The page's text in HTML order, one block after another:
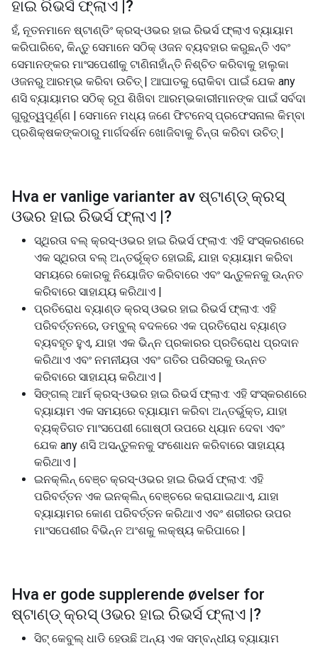
ହାଇ ରିଭର୍ସ ଫ୍ଲାଏ |?
ହଁ, ନୂତନମାନେ ଷ୍ଟାଣ୍ଡିଂ କ୍ରସ୍-ଓଭର ହାଇ ରିଭର୍ସ ଫ୍ଲାଏ ବ୍ୟାୟାମ
କରିପାରିବେ, କିନ୍ତୁ ସେମାନେ ସଠିକ୍ ଓଜନ ବ୍ୟବହାର କରୁଛନ୍ତି ଏବଂ
ସେମାନଙ୍କର ମାଂସପେଶୀକୁ ଟାଣିନାହାଁନ୍ତି ନିଶ୍ଚିତ କରିବାକୁ ହାଲୁକା
ଓଜନରୁ ଆରମ୍ଭ କରିବା ଉଚିତ୍ | ଆଘାତକୁ ରୋକିବା ପାଇଁ ଯେକ any
ଣସି ବ୍ୟାୟାମର ସଠିକ୍ ରୂପ ଶିଖିବା ଆରମ୍ଭକାରୀମାନଙ୍କ ପାଇଁ ସର୍ବଦା
ଗୁରୁତ୍ୱପୂର୍ଣ୍ଣ | ସେମାନେ ମଧ୍ୟ ଜଣେ ଫିଟନେସ୍ ପ୍ରଫେସନାଲ କିମ୍ବା
ପ୍ରଶିକ୍ଷକଙ୍କଠାରୁ ମାର୍ଗଦର୍ଶନ ଖୋଜିବାକୁ ଚିନ୍ତା କରିବା ଉଚିତ୍ |
Hva er vanlige varianter av ଷ୍ଟାଣ୍ଡ୍ କ୍ରସ୍
ଓଭର ହାଇ ରିଭର୍ସ ଫ୍ଲାଏ |?
ସ୍ଥିରତା ବଲ୍ କ୍ରସ୍-ଓଭର ହାଇ ରିଭର୍ସ ଫ୍ଲାଏ: ଏହି ସଂସ୍କରଣରେ
ଏକ ସ୍ଥିରତା ବଲ୍ ଅନ୍ତର୍ଭୂକ୍ତ ହୋଇଛି, ଯାହା ବ୍ୟାୟାମ କରିବା
ସମୟରେ କୋରକୁ ନିୟୋଜିତ କରିବାରେ ଏବଂ ସନ୍ତୁଳନକୁ ଉନ୍ନତ
କରିବାରେ ସାହାଯ୍ୟ କରିଥାଏ |
ପ୍ରତିରୋଧ ବ୍ୟାଣ୍ଡ କ୍ରସ୍ ଓଭର ହାଇ ରିଭର୍ସ ଫ୍ଲାଏ: ଏହି
ପରିବର୍ତ୍ତନରେ, ଡମ୍ବୁଲ୍ ବଦଳରେ ଏକ ପ୍ରତିରୋଧ ବ୍ୟାଣ୍ଡ
ବ୍ୟବହୃତ ହୁଏ, ଯାହା ଏକ ଭିନ୍ନ ପ୍ରକାରର ପ୍ରତିରୋଧ ପ୍ରଦାନ
କରିଥାଏ ଏବଂ ନମନୀୟତା ଏବଂ ଗତିର ପରିସରକୁ ଉନ୍ନତ
କରିବାରେ ସାହାଯ୍ୟ କରିଥାଏ |
ସିଙ୍ଗଲ୍ ଆର୍ମ କ୍ରସ୍-ଓଭର ହାଇ ରିଭର୍ସ ଫ୍ଲାଏ: ଏହି ସଂସ୍କରଣରେ
ବ୍ୟାୟାମ ଏକ ସମୟରେ ବ୍ୟାୟାମ କରିବା ଅନ୍ତର୍ଭୁକ୍ତ, ଯାହା
ବ୍ୟକ୍ତିଗତ ମାଂସପେଶୀ ଗୋଷ୍ଠୀ ଉପରେ ଧ୍ୟାନ ଦେବା ଏବଂ
ଯେକ any ଣସି ଅସନ୍ତୁଳନକୁ ସଂଶୋଧନ କରିବାରେ ସାହାଯ୍ୟ
କରିଥାଏ |
ଇନକ୍ଲିନ୍ ବେଞ୍ଚ କ୍ରସ୍-ଓଭର ହାଇ ରିଭର୍ସ ଫ୍ଲାଏ: ଏହି
ପରିବର୍ତ୍ତନ ଏକ ଇନକ୍ଲିନ୍ ବେଞ୍ଚରେ କରାଯାଇଥାଏ, ଯାହା
ବ୍ୟାୟାମର କୋଣ ପରିବର୍ତ୍ତନ କରିଥାଏ ଏବଂ ଶରୀରର ଉପର
ମାଂସପେଶୀର ବିଭିନ୍ନ ଅଂଶକୁ ଲକ୍ଷ୍ୟ କରିପାରେ |
Hva er gode supplerende øvelser for
ଷ୍ଟାଣ୍ଡ୍ କ୍ରସ୍ ଓଭର ହାଇ ରିଭର୍ସ ଫ୍ଲାଏ |?
ସିଟ୍ କେବୁଲ୍ ଧାଡି ହେଉଛି ଅନ୍ୟ ଏକ ସମ୍ବନ୍ଧୀୟ ବ୍ୟାୟାମ